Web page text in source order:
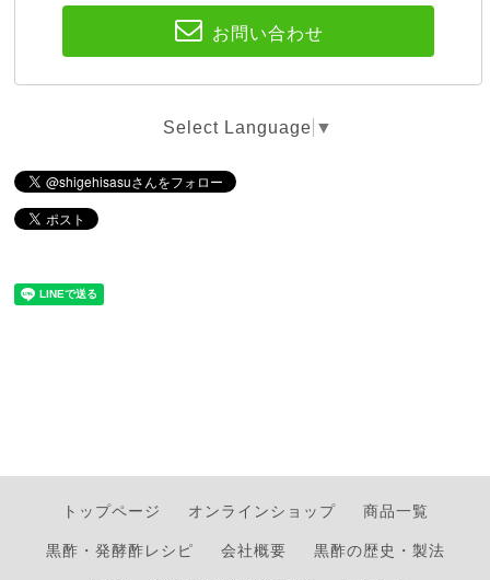
お問い合わせ
Select Language ▼
トップページ オンラインショップ 商品一覧
黒酢・発酵酢レシピ 会社概要 黒酢の歴史・製法